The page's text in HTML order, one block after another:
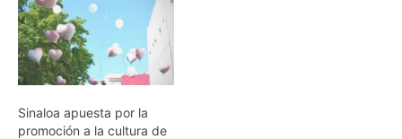
Sinaloa apuesta por la
promoción a la cultura de